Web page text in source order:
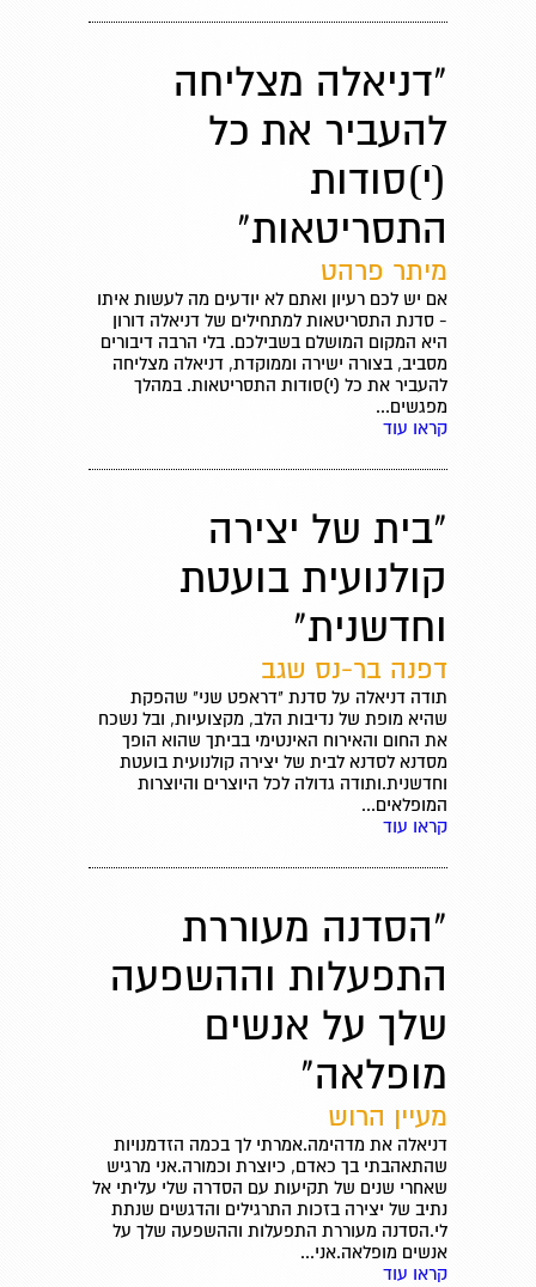
"דניאלה מצליחה
להעביר את כל
(י)סודות
התסריטאות"
מיתר פרהט
אם יש לכם רעיון ואתם לא יודעים מה לעשות איתו
- סדנת התסריטאות למתחילים של דניאלה דורון
היא המקום המושלם בשבילכם. בלי הרבה דיבורים
מסביב, בצורה ישירה וממוקדת, דניאלה מצליחה
להעביר את כל (י)סודות התסריטאות. במהלך
מפגשים...
קראו עוד
"בית של יצירה
קולנועית בועטת
וחדשנית"
דפנה בר-נס שגב
תודה דניאלה על סדנת "דראפט שני" שהפקת
שהיא מופת של נדיבות הלב, מקצועיות, ובל נשכח
את החום והאירוח האינטימי בביתך שהוא הופך
מסדנא לסדנא לבית של יצירה קולנועית בועטת
וחדשנית.ותודה גדולה לכל היוצרים והיוצרות
המופלאים...
קראו עוד
"הסדנה מעוררת
התפעלות וההשפעה
שלך על אנשים
מופלאה"
מעיין הרוש
דניאלה את מדהימה.אמרתי לך בכמה הזדמנויות
שהתאהבתי בך כאדם, כיוצרת וכמורה.אני מרגיש
שאחרי שנים של תקיעות עם הסדרה שלי עליתי אל
נתיב של יצירה בזכות התרגילים והדגשים שנתת
לי.הסדנה מעוררת התפעלות וההשפעה שלך על
אנשים מופלאה.אני...
קראו עוד